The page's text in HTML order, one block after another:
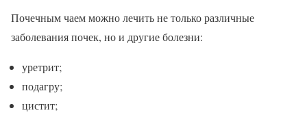
Почечным чаем можно лечить не только различные
заболевания почек, но и другие болезни:
уретрит;
подагру;
цистит;